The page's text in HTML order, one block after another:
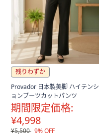
残りわずか
Provador 日本製美脚 ハイテンシ
ョンブーツカットパンツ
期間限定価格:
¥4,998
¥5,500 9% OFF